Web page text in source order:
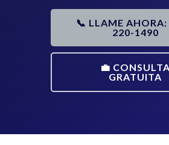
📞 LLAME
220-1490
💼 CONSULTA
GRATUITA